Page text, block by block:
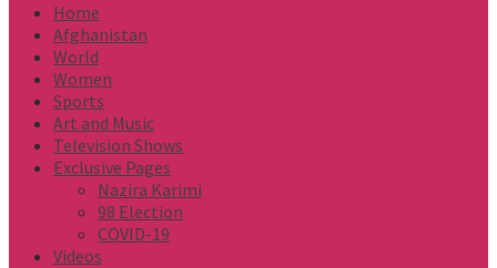
Home
Afghanistan
World
Women
Sports
Art and Music
Television Shows
Exclusive Pages
Nazira Karimi
98 Election
COVID-19
Videos